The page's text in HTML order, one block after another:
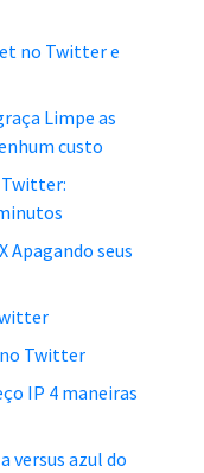
no Twitter e
Limpe as
custo
Twitter:
Apagando seus
Twitter
IP 4 maneiras
versus azul do